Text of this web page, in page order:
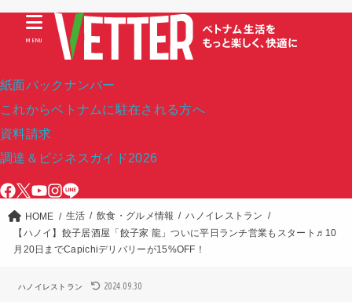
紙面バックナンバー
これからベトナムに駐在される方へ
資料請求
調達＆ビジネスガイド2026
MENU
HOME 生活 飲食・グルメ情報
ハノイレストラン
【ハノイ】餃子居酒屋「餃子家 龍」ついに平日ランチ営業もスタート♬10
月20日までCapichiデリバリーが15%OFF！
ハノイレストラン 2024.09.30